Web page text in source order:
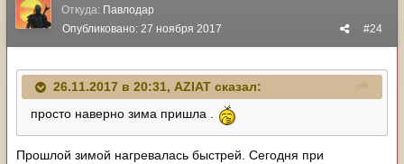
Откуда: Павлодар
#24
Опубликовано: 27 ноября 2017
26.11.2017 в 20:31, AZIAT сказал:
просто наверно зима пришла .
Прошлой зимой нагревалась быстрей. Сегодня при